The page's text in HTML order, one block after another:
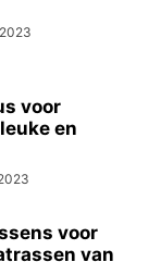
voor
en
voor
van